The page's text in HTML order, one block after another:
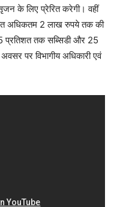
के लिए प्रेरित करेगी। वहीं
अधिकतम 2 लाख रुपये तक की
प्रतिशत तक सब्सिडी और 25
पर विभागीय अधिकारी एवं